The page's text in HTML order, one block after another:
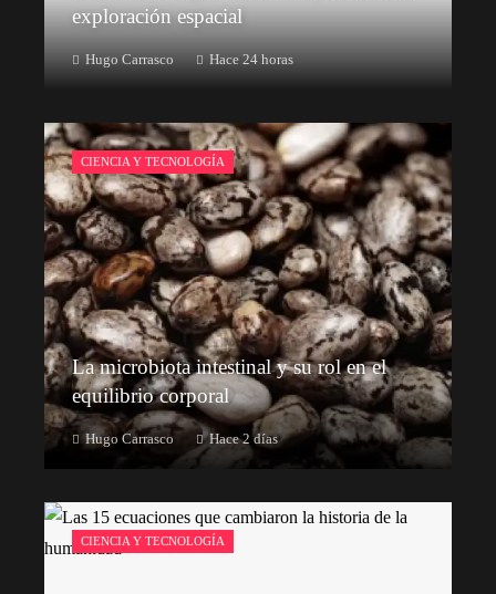
exploración espacial
Hugo Carrasco Hace 24 horas
CIENCIA Y TECNOLOGÍA
La microbiota intestinal y su rol en el
equilibrio corporal
Hugo Carrasco Hace 2 días
CIENCIA Y TECNOLOGÍA